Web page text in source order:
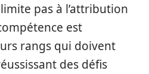
pas à l’attribution
est
rangs qui doivent
des défis